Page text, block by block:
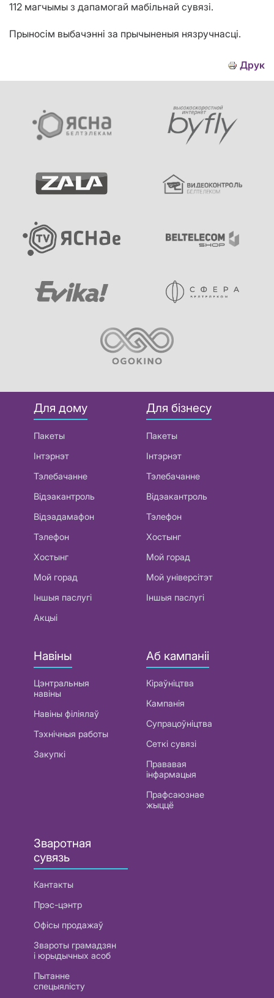
112 магчымы з дапамогай мабільнай сувязі.
Прыносім выбачэнні за прычыненыя нязручнасці.
Друк
Для дому
Пакеты
Інтэрнэт
Тэлебачанне
Відэакантроль
Відэадамафон
Тэлефон
Хостынг
Мой горад
Іншыя паслугі
Акцыі
Для бізнесу
Пакеты
Інтэрнэт
Тэлебачанне
Відэакантроль
Тэлефон
Хостынг
Мой горад
Мой універсітэт
Іншыя паслугі
Навіны
Цэнтральныя
навіны
Навіны філіялаў
Тэхнічныя работы
Закупкі
Аб кампаніі
Кіраўніцтва
Кампанія
Супрацоўніцтва
Сеткі сувязі
Прававая
інфармацыя
Прафсаюзнае
жыццё
Зваротная
сувязь
Кантакты
Прэс-цэнтр
Офісы продажаў
Звароты грамадзян
і юрыдычных асоб
Пытанне
спецыялісту